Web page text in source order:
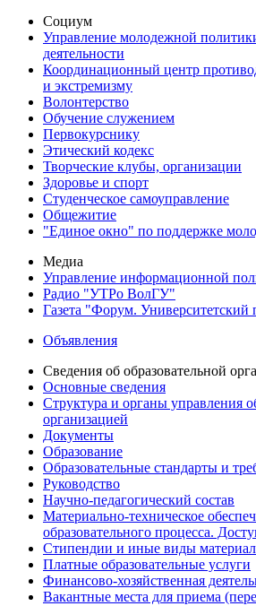
Социум
Управление молодежной
деятельности
Координационный центр
и экстремизму
Волонтерство
Обучение служением
Первокурснику
Этический кодекс
Творческие клубы, организации
Здоровье и спорт
Студенческое самоуправление
Общежитие
"Единое окно" по поддержке
Медиа
Управление информационной
Радио "УТРо ВолГУ"
Газета "Форум. Университетский
Объявления
Сведения об образовательной
Основные сведения
Структура и органы управления
организацией
Документы
Образование
Образовательные стандарты и
Руководство
Научно-педагогический состав
Материально-техническое
образовательного процесса.
Стипендии и иные виды
Платные образовательные услуги
Финансово-хозяйственная
Вакантные места для приема